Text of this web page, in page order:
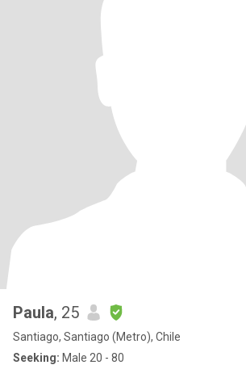
Paula, 25
Santiago, Santiago (Metro), Chile
Seeking: Male 20 - 80